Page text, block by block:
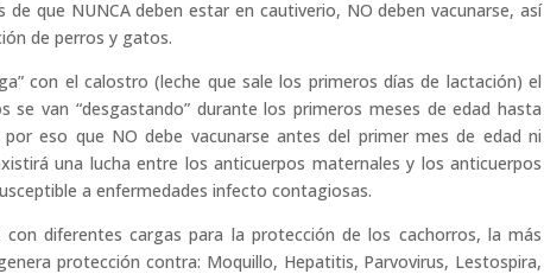
que NUNCA deben estar en cautiverio, NO deben vacunarse, así
de perros y gatos.
con el calostro (leche que sale los primeros días de lactación) el
van “desgastando” durante los primeros meses de edad hasta
eso que NO debe vacunarse antes del primer mes de edad ni
una lucha entre los anticuerpos maternales y los anticuerpos
a enfermedades infecto contagiosas.
con diferentes cargas para la protección de los cachorros, la más
protección contra: Moquillo, Hepatitis, Parvovirus, Lestospira,